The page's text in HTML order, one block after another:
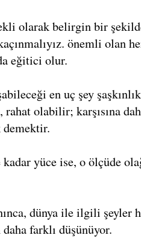
olarak belirgin bir
önemli olan
eğitici olur.
en uç şey
rahat olabilir; karşısına
demektir.
yüce ise, o ölçüde
dünya ile ilgili şeyler
farklı düşünüyor.